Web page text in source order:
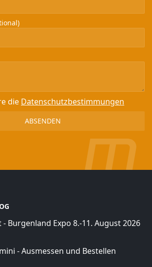
die Datenschutz­bestimmungen
Burgenland Expo 8.-11. August 2026
- Ausmessen und Bestellen